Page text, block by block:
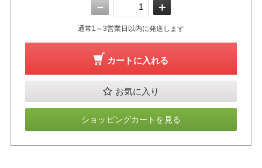
－ ＋
通常1～3営業日以内に発送します
カートに入れる
お気に入り
ショッピングカートを見る